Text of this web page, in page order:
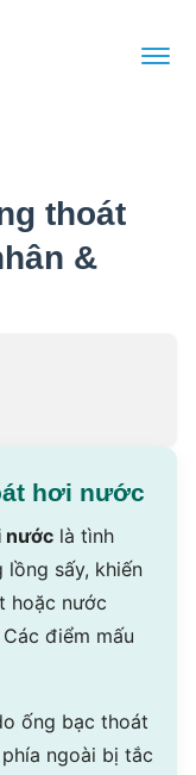
thoát
&
hơi nước
nước là tình
sấy, khiến
hoặc nước
điểm mấu
ống bạc thoát
ngoài bị tắc